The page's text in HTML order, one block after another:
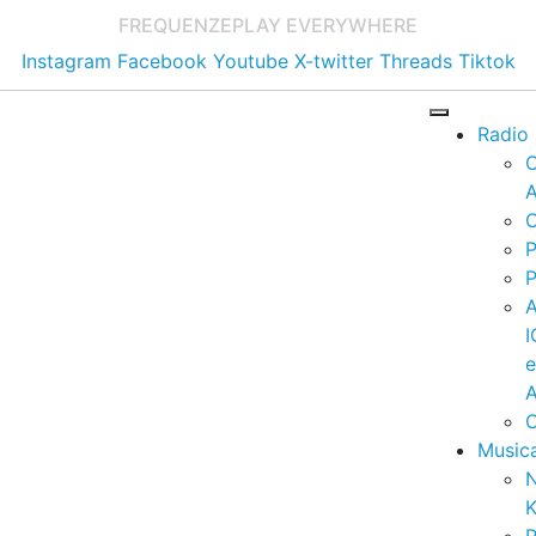
FREQUENZEPLAY EVERYWHERE
Instagram Facebook Youtube X-twitter Threads Tiktok
Radio
e